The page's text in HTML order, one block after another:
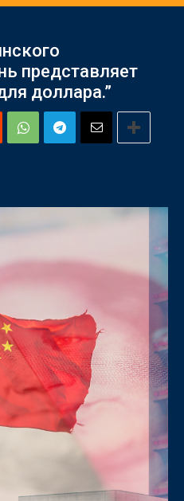
представляет
доллара.”